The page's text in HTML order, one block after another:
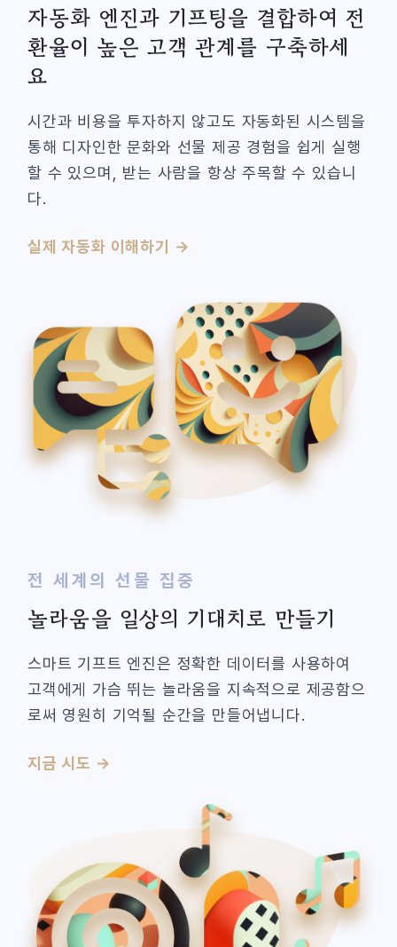
자동화 엔진과 기프팅을 결합하여 전
환율이 높은 고객 관계를 구축하세
요
시간과 비용을 투자하지 않고도 자동화된 시스템을
통해 디자인한 문화와 선물 제공 경험을 쉽게 실행
할 수 있으며, 받는 사람을 항상 주목할 수 있습니
다.
실제 자동화 이해하기 →
전 세계의 선물 집중
놀라움을 일상의 기대치로 만들기
스마트 기프트 엔진은 정확한 데이터를 사용하여
고객에게 가슴 뛰는 놀라움을 지속적으로 제공함으
로써 영원히 기억될 순간을 만들어냅니다.
지금 시도 →